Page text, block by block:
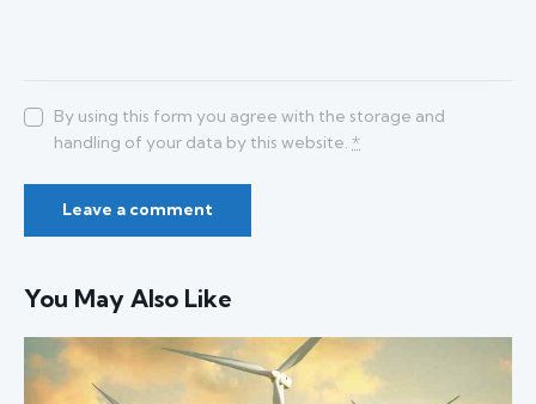
By using this form you agree with the storage and
handling of your data by this website. *
You May Also Like